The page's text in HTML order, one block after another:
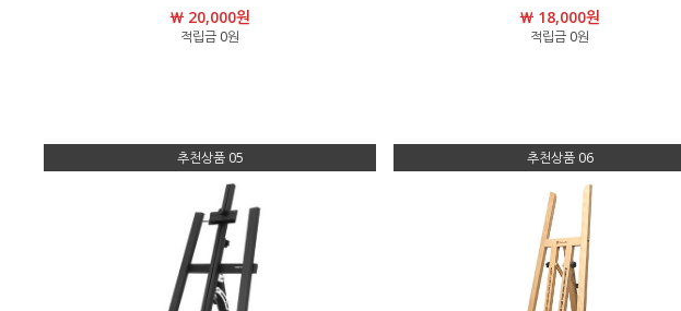
￦ 20,000원
적립금 0원
￦ 18,000원
적립금 0원
추천상품 05 추천상품 06